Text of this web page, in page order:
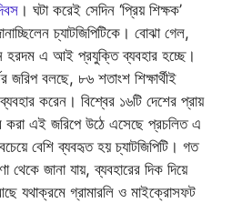
। ঘটা করেই সেদিন ‘প্রিয় শিক্ষক’
চ্যাটজিপিটিকে। বোঝা গেল,
হরদম এ আই প্রযুক্তি ব্যবহার হচ্ছে।
জরিপ বলছে, ৮৬ শতাংশ শিক্ষার্থীই
করেন। বিশ্বের ১৬টি দেশের প্রায়
করা এই জরিপে উঠে এসেছে প্রচলিত এ
বেশি ব্যবহৃত হয় চ্যাটজিপিটি। গত
জানা যায়, ব্যবহারের দিক দিয়ে
যথাক্রমে গ্রামারলি ও মাইক্রোসফট